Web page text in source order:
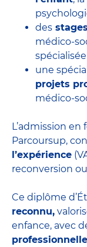
des
médico-
spécialisée
une
projets
médico-
L’admission
Parcoursup,
l’expérience
reconversion
Ce diplôme
reconnu,
enfance, avec
professionnelle